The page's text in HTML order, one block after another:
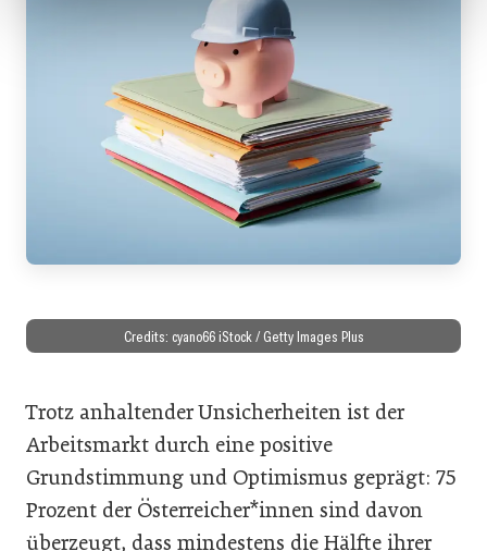
Credits: cyano66 iStock / Getty Images Plus
Trotz anhaltender Unsicherheiten ist der
Arbeitsmarkt durch eine positive
Grundstimmung und Optimismus geprägt: 75
Prozent der Österreicher*innen sind davon
überzeugt, dass mindestens die Hälfte ihrer